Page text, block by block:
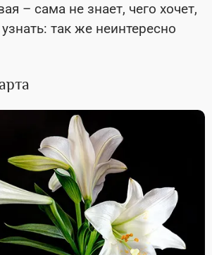
– сама не знает, чего хочет,
так же неинтересно